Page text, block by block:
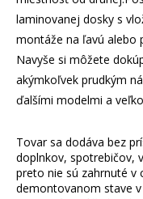
laminovanej dosky s
montáže na ľavú alebo
Navyše si môžete
akýmkoľvek prudkým
ďalšími modelmi a
Tovar sa dodáva bez
doplnkov, spotrebičov,
preto nie sú zahrnuté v
demontovanom stave